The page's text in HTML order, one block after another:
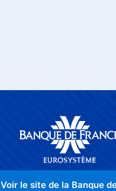
Voir le site de la Banque